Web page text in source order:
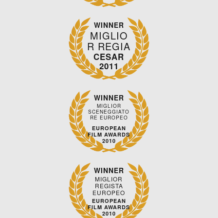
WINNER
MIGLIO
R REGIA
CESAR
2011
WINNER
MIGLIOR
SCENEGGIATO
RE EUROPEO
EUROPEAN
FILM AWARDS
2010
WINNER
MIGLIOR
REGISTA
EUROPEO
EUROPEAN
FILM AWARDS
2010